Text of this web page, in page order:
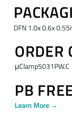
DFN 1.0x 0.6x
ORDER
μClamp5031PW.C
PB
Learn More →